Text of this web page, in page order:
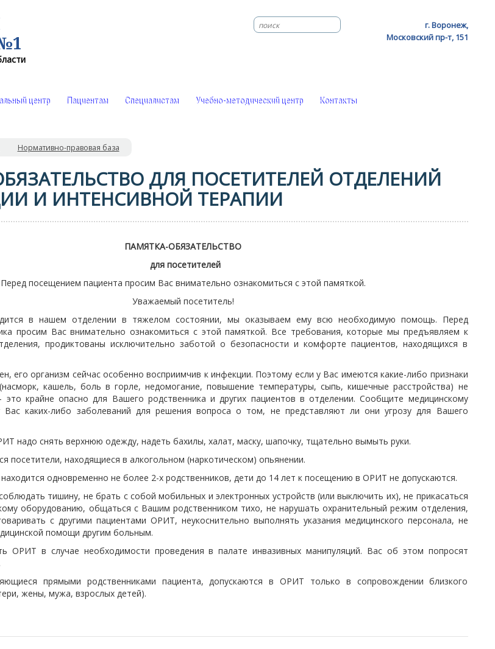
г. Воронеж,
Московский пр-т, 151
центр Пациентам Специалистам Учебно-методический центр Контакты
Нормативно-правовая база
ДЛЯ ПОСЕТИТЕЛЕЙ ОТДЕЛЕНИЙ
И ИНТЕНСИВНОЙ ТЕРАПИИ
ПАМЯТКА-ОБЯЗАТЕЛЬСТВО
для посетителей
Перед посещением пациента просим Вас внимательно ознакомиться с этой памяткой.
Уважаемый посетитель!
в нашем отделении в тяжелом состоянии, мы оказываем ему всю необходимую помощь. Перед
просим Вас внимательно ознакомиться с этой памяткой. Все требования, которые мы предъявляем к
продиктованы исключительно заботой о безопасности и комфорте пациентов, находящихся в
его организм сейчас особенно восприимчив к инфекции. Поэтому если у Вас имеются какие-либо признаки
кашель, боль в горле, недомогание, повышение температуры, сыпь, кишечные расстройства) не
это крайне опасно для Вашего родственника и других пациентов в отделении. Сообщите медицинскому
Вас каких-либо заболеваний для решения вопроса о том, не представляют ли они угрозу для Вашего
надо снять верхнюю одежду, надеть бахилы, халат, маску, шапочку, тщательно вымыть руки.
посетители, находящиеся в алкогольном (наркотическом) опьянении.
одновременно не более 2-х родственников, дети до 14 лет к посещению в ОРИТ не допускаются.
тишину, не брать с собой мобильных и электронных устройств (или выключить их), не прикасаться
оборудованию, общаться с Вашим родственником тихо, не нарушать охранительный режим отделения,
с другими пациентами ОРИТ, неукоснительно выполнять указания медицинского персонала, не
помощи другим больным.
ОРИТ в случае необходимости проведения в палате инвазивных манипуляций. Вас об этом попросят
прямыми родственниками пациента, допускаются в ОРИТ только в сопровождении близкого
жены, мужа, взрослых детей).